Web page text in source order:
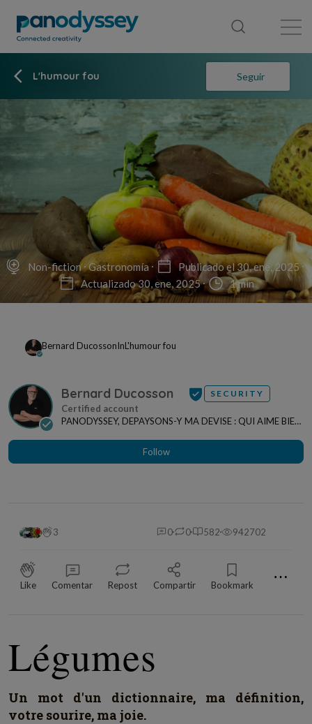
L'humour fou Seguir
Non-fiction Gastronomía
Publicado el 30, ene, 2025
Actualizado 30, ene, 2025
1 min
Bernard DucossonInL'humour fou
Bernard Ducosson SECURITY
PANODYSSEY, DEPAYSONS-Y MA DEVISE : QUI AIME BIEN,
Follow
3 0 0 582 942702
Like Comentar Repost Compartir Bookmark ⋯
Légumes
Un mot d'un dictionnaire, ma définition,
votre sourire, ma joie.